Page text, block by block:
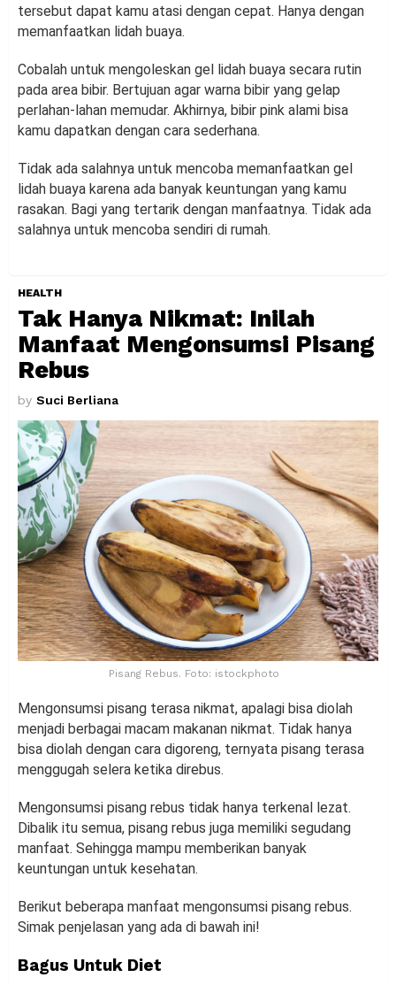
tersebut dapat kamu atasi dengan cepat. Hanya dengan
memanfaatkan lidah buaya.
Cobalah untuk mengoleskan gel lidah buaya secara rutin
pada area bibir. Bertujuan agar warna bibir yang gelap
perlahan-lahan memudar. Akhirnya, bibir pink alami bisa
kamu dapatkan dengan cara sederhana.
Tidak ada salahnya untuk mencoba memanfaatkan gel
lidah buaya karena ada banyak keuntungan yang kamu
rasakan. Bagi yang tertarik dengan manfaatnya. Tidak ada
salahnya untuk mencoba sendiri di rumah.
HEALTH
Tak Hanya Nikmat: Inilah
Manfaat Mengonsumsi Pisang
Rebus
by Suci Berliana
Pisang Rebus. Foto: istockphoto
Mengonsumsi pisang terasa nikmat, apalagi bisa diolah
menjadi berbagai macam makanan nikmat. Tidak hanya
bisa diolah dengan cara digoreng, ternyata pisang terasa
menggugah selera ketika direbus.
Mengonsumsi pisang rebus tidak hanya terkenal lezat.
Dibalik itu semua, pisang rebus juga memiliki segudang
manfaat. Sehingga mampu memberikan banyak
keuntungan untuk kesehatan.
Berikut beberapa manfaat mengonsumsi pisang rebus.
Simak penjelasan yang ada di bawah ini!
Bagus Untuk Diet